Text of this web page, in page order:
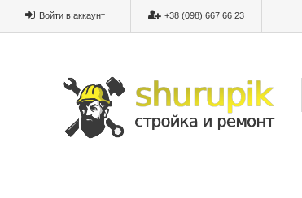
Войти в аккаунт +38 (098) 667 66 23